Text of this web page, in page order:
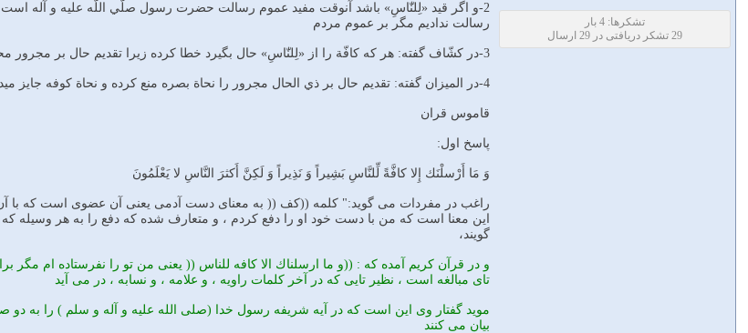
تشکرها: 4 بار
29 تشکر دریافتی در 29 ارسال
2-و اگر قيد «لِلنّٰاسِ» باشد آنوقت مفيد عموم رسالت حضرت رسول صلّي اللّه عليه و آله است يعني: ما تو را
رسالت نداديم مگر بر عموم مردم
3-در كشّاف گفته: هر كه كافّة را از «لِلنّٰاسِ» حال بگيرد خطا كرده زيرا تقديم حال بر مجرور محال است مانند تقديم مجرور بر حرف جارّ.
4-در الميزان گفته: تقديم حال بر ذي الحال مجرور را نحاة بصره منع كرده و نحاة كوفه جايز ميدانند."
قاموس قران
پاسخ اول:
وَ مَا أَرْسلْنَك إِلا كافَّةً لِّلنَّاسِ بَشِيراً وَ نَذِيراً وَ لَكِنَّ أَكثرَ النَّاسِ لا يَعْلَمُونَ
راغب در مفردات مى گويد:" كلمه ((كف (( به معناى دست آدمى يعنى آن عضوى است كه با
اين معنا است كه من با دست خود او را دفع كردم ، و متعارف شده كه دفع را به هر
گويند،
و در قرآن كريم آمده كه : ((و ما ارسلناك الا كافه للناس (( يعنى من تو را نفرستاده ام مگر
تاى مبالغه است ، نظير تايى كه در آخر كلمات راويه ، و علامه ، و نسابه ، در مى آيد
مويد گفتار وى اين است كه در آيه شريفه رسول خدا (صلى الله عليه و آله و سلم ) را به دو
بيان مى كنند